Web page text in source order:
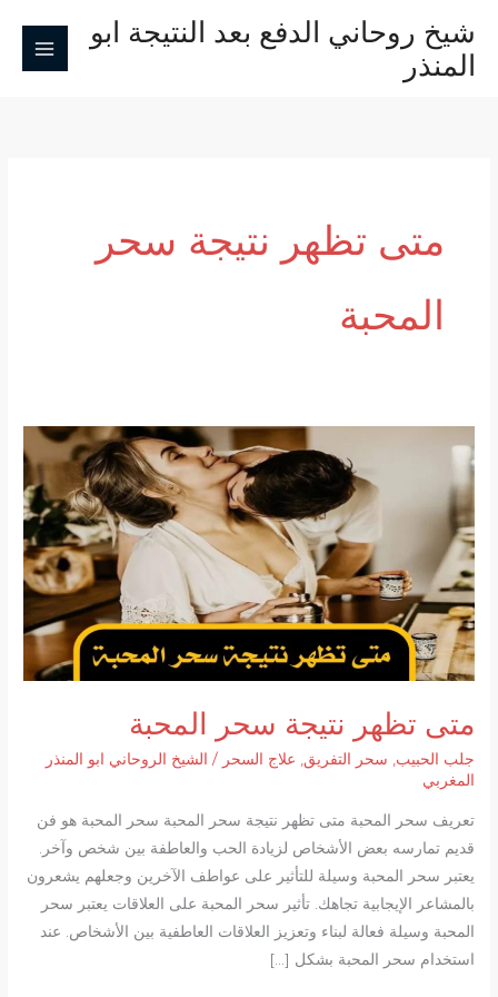
المحتوى
شيخ روحاني الدفع بعد النتيجة ابو
المنذر
متى تظهر نتيجة سحر
المحبة
متى تظهر نتيجة سحر المحبة
جلب الحبيب سحر التفريق علاج السحر / الشيخ الروحاني ابو المنذر
المغربي
تعريف سحر المحبة متى تظهر نتيجة سحر المحبة سحر المحبة هو فن
قديم تمارسه بعض الأشخاص لزيادة الحب والعاطفة بين شخص وآخر.
يعتبر سحر المحبة وسيلة للتأثير على عواطف الآخرين وجعلهم يشعرون
بالمشاعر الإيجابية تجاهك. تأثير سحر المحبة على العلاقات يعتبر سحر
المحبة وسيلة فعالة لبناء وتعزيز العلاقات العاطفية بين الأشخاص. عند
استخدام سحر المحبة بشكل […]